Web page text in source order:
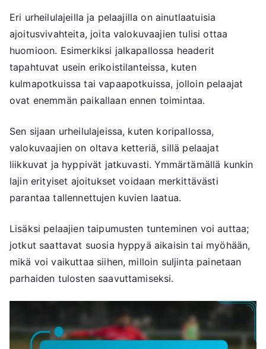
Eri urheilulajeilla ja pelaajilla on ainutlaatuisia
ajoitusvivahteita, joita valokuvaajien tulisi ottaa
huomioon. Esimerkiksi jalkapallossa headerit
tapahtuvat usein erikoistilanteissa, kuten
kulmapotkuissa tai vapaapotkuissa, jolloin pelaajat
ovat enemmän paikallaan ennen toimintaa.
Sen sijaan urheilulajeissa, kuten koripallossa,
valokuvaajien on oltava ketteriä, sillä pelaajat
liikkuvat ja hyppivät jatkuvasti. Ymmärtämällä kunkin
lajin erityiset ajoitukset voidaan merkittävästi
parantaa tallennettujen kuvien laatua.
Lisäksi pelaajien taipumusten tunteminen voi auttaa;
jotkut saattavat suosia hyppyä aikaisin tai myöhään,
mikä voi vaikuttaa siihen, milloin suljinta painetaan
parhaiden tulosten saavuttamiseksi.